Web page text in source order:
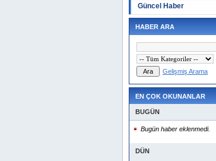
Güncel Haber
HABER ARA
Gelişmiş Arama
EN ÇOK OKUNANLAR
BUGÜN
Bugün haber eklenmedi.
DÜN